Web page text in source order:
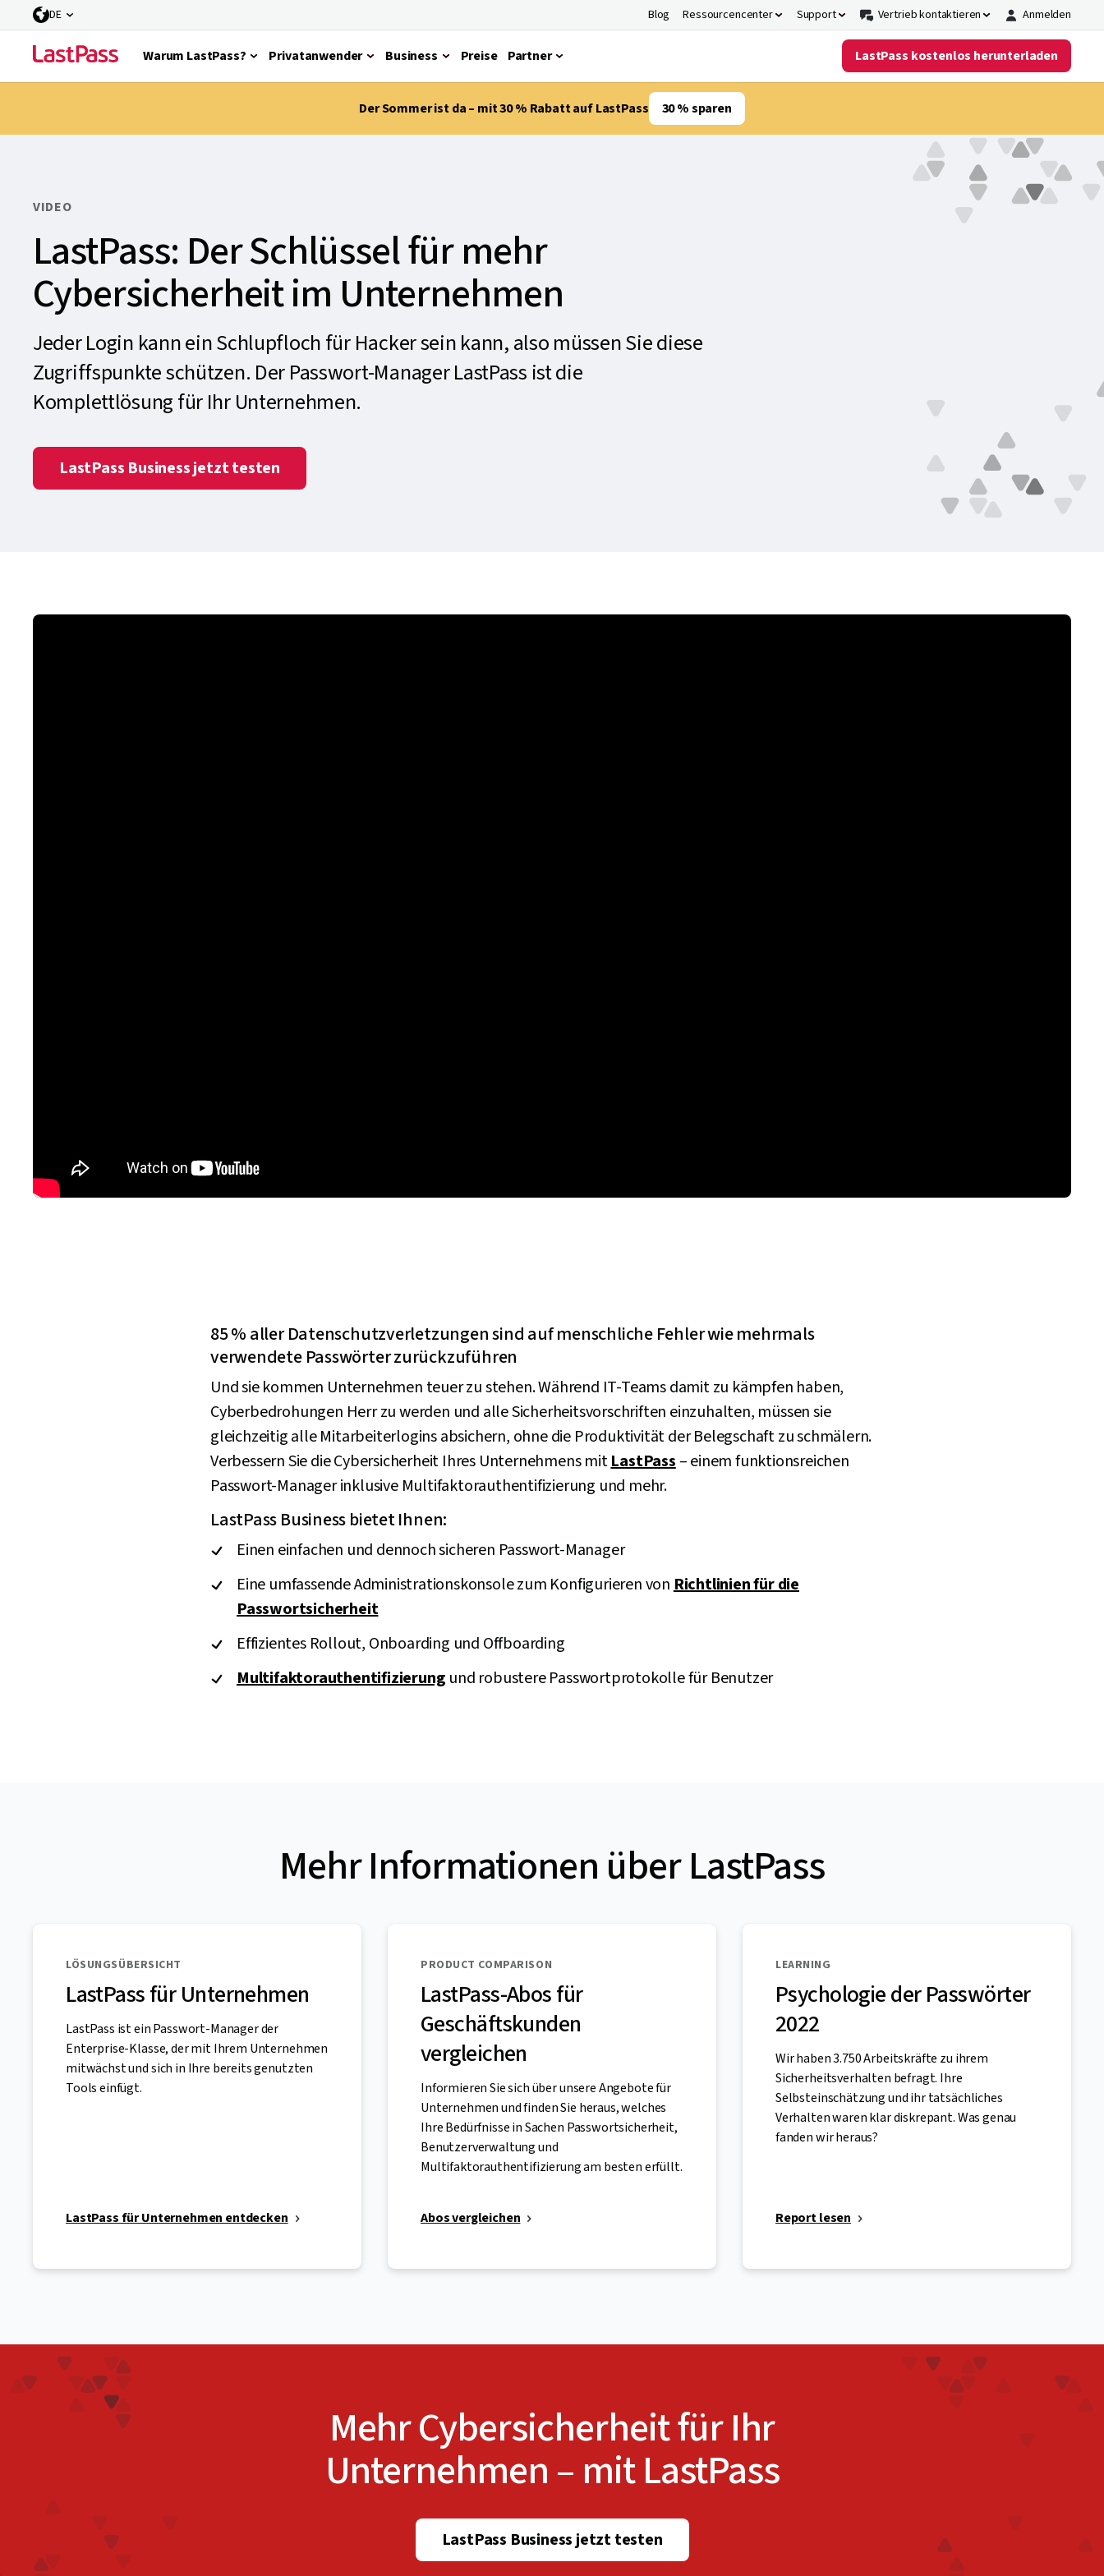
DE Blog Ressourcencenter Support Vertrieb kontaktieren Anmelden
Warum LastPass? Privatanwender Business Preise Partner LastPass kostenlos herunterladen
Der Sommer ist da – mit 30 % Rabatt auf LastPass 30 % sparen
VIDEO
LastPass: Der Schlüssel für mehr
Cybersicherheit im Unternehmen
Jeder Login kann ein Schlupfloch für Hacker sein kann, also müssen Sie diese
Zugriffspunkte schützen. Der Passwort-Manager LastPass ist die
Komplettlösung für Ihr Unternehmen.
LastPass Business jetzt testen
85 % aller Datenschutzverletzungen sind auf menschliche Fehler wie mehrmals
verwendete Passwörter zurückzuführen
Und sie kommen Unternehmen teuer zu stehen. Während IT-Teams damit zu kämpfen haben,
Cyberbedrohungen Herr zu werden und alle Sicherheitsvorschriften einzuhalten, müssen sie
gleichzeitig alle Mitarbeiterlogins absichern, ohne die Produktivität der Belegschaft zu schmälern.
Verbessern Sie die Cybersicherheit Ihres Unternehmens mitLastPass– einem funktionsreichen
Passwort-Manager inklusive Multifaktorauthentifizierung und mehr.
LastPass Business bietet Ihnen:
Einen einfachen und dennoch sicheren Passwort-Manager
Eine umfassende Administrationskonsole zum Konfigurieren vonRichtlinien für die
Passwortsicherheit
Effizientes Rollout, Onboarding und Offboarding
Multifaktorauthentifizierung und robustere Passwortprotokolle für Benutzer
Mehr Informationen über LastPass
LÖSUNGSÜBERSICHT
LastPass für Unternehmen
LastPass ist ein Passwort-Manager der
Enterprise-Klasse, der mit Ihrem Unternehmen
mitwächst und sich in Ihre bereits genutzten
Tools einfügt.
LastPass für Unternehmen entdecken
PRODUCT COMPARISON
LastPass-Abos für
Geschäftskunden
vergleichen
Informieren Sie sich über unsere Angebote für
Unternehmen und finden Sie heraus, welches
Ihre Bedürfnisse in Sachen Passwortsicherheit,
Benutzerverwaltung und
Multifaktorauthentifizierung am besten erfüllt.
Abos vergleichen
LEARNING
Psychologie der Passwörter
2022
Wir haben 3.750 Arbeitskräfte zu ihrem
Sicherheitsverhalten befragt. Ihre
Selbsteinschätzung und ihr tatsächliches
Verhalten waren klar diskrepant. Was genau
fanden wir heraus?
Report lesen
Mehr Cybersicherheit für Ihr
Unternehmen – mit LastPass
LastPass Business jetzt testen